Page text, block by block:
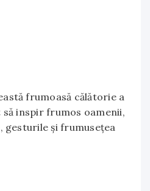
frumoasă călătorie a
să inspir frumos oamenii,
gesturile și frumusețea